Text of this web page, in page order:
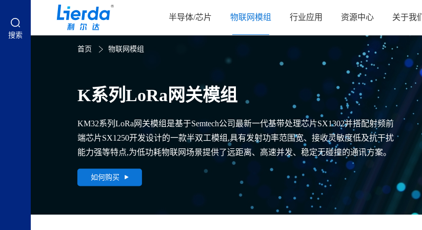
半导体/芯片 物联网模组 行业应用 资源中心 关于我们
搜索
K系列LoRa网关模组
KM32系列LoRa网关模组是基于Semtech公司最新一代基带处理芯片SX1302并搭配射频前
端芯片SX1250开发设计的一款半双工模组,具有发射功率范围宽、接收灵敏度低及抗干扰
能力强等特点,为低功耗物联网场景提供了远距离、高速并发、稳定无碰撞的通讯方案。
如何购买
首页 物联网模组